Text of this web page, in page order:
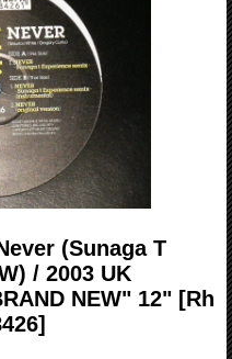
(Sunaga T
/ 2003 UK
NEW" 12" [Rh